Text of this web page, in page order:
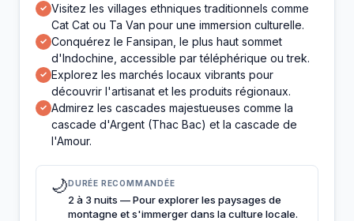
✓ Visitez les villages ethniques traditionnels comme
Cat Cat ou Ta Van pour une immersion culturelle.
✓ Conquérez le Fansipan, le plus haut sommet
d'Indochine, accessible par téléphérique ou trek.
✓ Explorez les marchés locaux vibrants pour
découvrir l'artisanat et les produits régionaux.
✓ Admirez les cascades majestueuses comme la
cascade d'Argent (Thac Bac) et la cascade de
l'Amour.
🌙DURÉE RECOMMANDÉE
2 à 3 nuits — Pour explorer les paysages de
montagne et s'immerger dans la culture locale.